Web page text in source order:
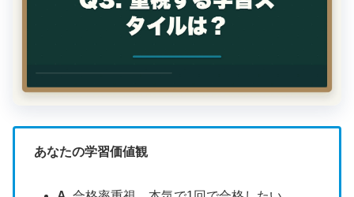
あなたの学習価値観